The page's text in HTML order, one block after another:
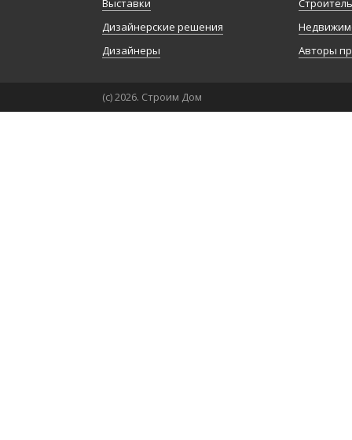
Выставки
Дизайнерские решения
Дизайнеры
Авторы
(с) 2026. Строим Дом